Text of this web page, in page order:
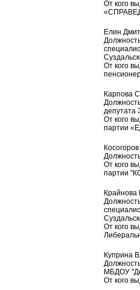
От кого
Елин
От кого
Карпова
депутата
От кого
партии
От кого
партии
От кого
Куприна
МБДОУ
От кого